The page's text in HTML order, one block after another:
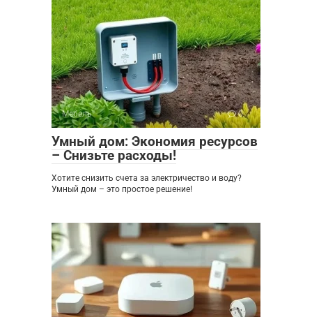
Мебель 0
Умный дом: Экономия ресурсов
– Снизьте расходы!
Хотите снизить счета за электричество и воду?
Умный дом – это простое решение!